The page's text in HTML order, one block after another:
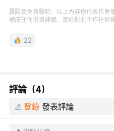
風險及免責聲明：以上內容僅代表作者
構成任何投資建議，富途對此不作任何
22
評論（4）
登錄 發表評論